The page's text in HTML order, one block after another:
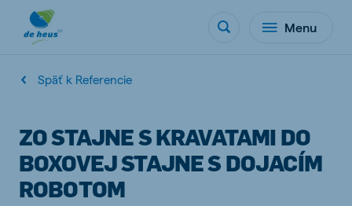
Menu
Späť k Referencie
ZO STAJNE S KRAVATAMI DO
BOXOVEJ STAJNE S DOJACÍM
ROBOTOM